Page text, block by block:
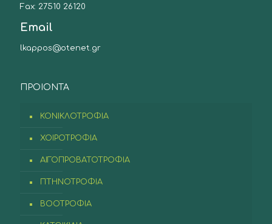
Fax: 27510 26120
Email
lkappos@otenet.gr
ΠΡΟIONTA
ΚΟΝΙΚΛΟΤΡΟΦΙΑ
ΧΟΙΡΟΤΡΟΦΙΑ
ΑΙΓΟΠΡΟΒΑΤΟΤΡΟΦΙΑ
ΠΤΗΝΟΤΡΟΦΙΑ
ΒΟΟΤΡΟΦΙΑ